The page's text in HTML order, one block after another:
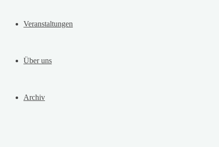
Veranstaltungen
Über uns
Archiv